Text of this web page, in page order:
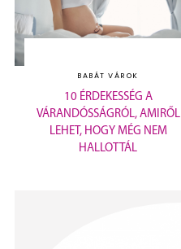
BABÁT VÁROK
10 ÉRDEKESSÉG A
VÁRANDÓSSÁGRÓL, AMIRŐL
LEHET, HOGY MÉG NEM
HALLOTTÁL